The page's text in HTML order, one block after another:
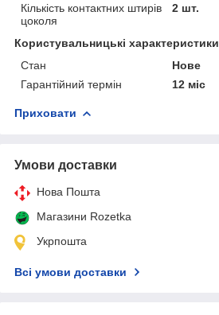
Кількість контактних штирів
цоколя
2 шт.
Користувальницькі характеристики
Стан
Нове
Гарантійний термін
12 міс
Приховати
Умови доставки
Нова Пошта
Магазини Rozetka
Укрпошта
Всі умови доставки